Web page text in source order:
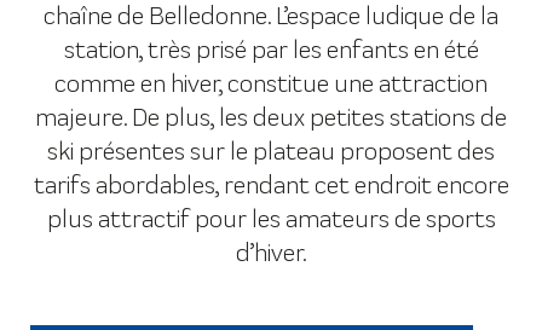
chaîne de Belledonne. L’espace ludique de la
station, très prisé par les enfants en été
comme en hiver, constitue une attraction
majeure. De plus, les deux petites stations de
ski présentes sur le plateau proposent des
tarifs abordables, rendant cet endroit encore
plus attractif pour les amateurs de sports
d’hiver.